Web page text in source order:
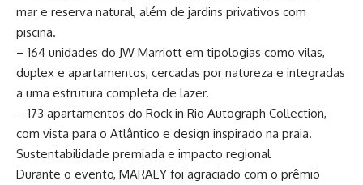
mar e reserva natural, além de jardins privativos com
piscina.
– 164 unidades do JW Marriott em tipologias como vilas,
duplex e apartamentos, cercadas por natureza e integradas
a uma estrutura completa de lazer.
– 173 apartamentos do Rock in Rio Autograph Collection,
com vista para o Atlântico e design inspirado na praia.
Sustentabilidade premiada e impacto regional
Durante o evento, MARAEY foi agraciado com o prêmio